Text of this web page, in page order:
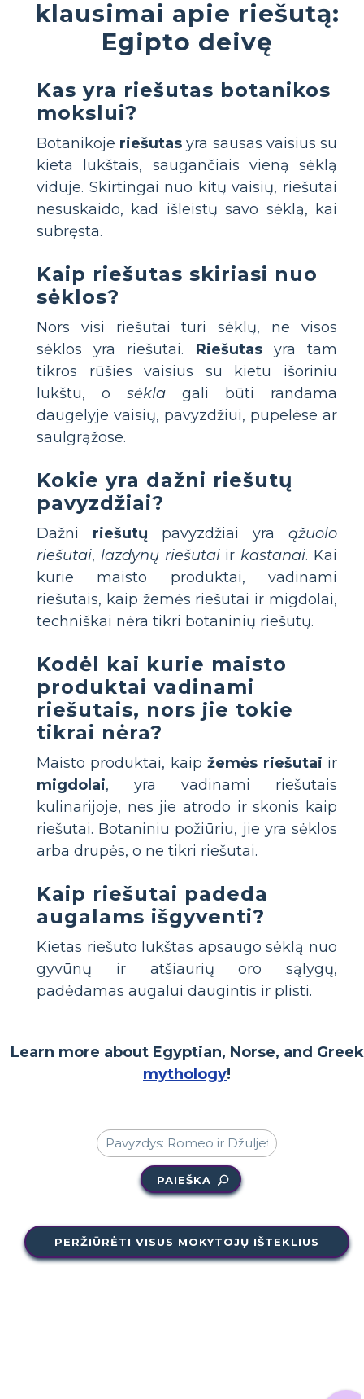
klausimai apie riešutą:
Egipto deivę
Kas yra riešutas botanikos
mokslui?
Botanikoje riešutas yra sausas vaisius su
kieta lukštais, saugančiais vieną sėklą
viduje. Skirtingai nuo kitų vaisių, riešutai
nesuskaido, kad išleistų savo sėklą, kai
subręsta.
Kaip riešutas skiriasi nuo
sėklos?
Nors visi riešutai turi sėklų, ne visos
sėklos yra riešutai. Riešutasyra tam
tikros rūšies vaisius su kietu išoriniu
lukštu, o sėkla gali būti randama
daugelyje vaisių, pavyzdžiui, pupelėse ar
saulgrąžose.
Kokie yra dažni riešutų
pavyzdžiai?
Dažni riešutų pavyzdžiai yra ąžuolo
riešutai, lazdynų riešutaiir kastanai. Kai
kurie maisto produktai, vadinami
riešutais, kaip žemės riešutai ir migdolai,
techniškai nėra tikri botaninių riešutų.
Kodėl kai kurie maisto
produktai vadinami
riešutais, nors jie tokie
tikrai nėra?
Maisto produktai, kaipžemės riešutai ir
migdolai, yra vadinami riešutais
kulinarijoje, nes jie atrodo ir skonis kaip
riešutai. Botaniniu požiūriu, jie yra sėklos
arba drupės, o ne tikri riešutai.
Kaip riešutai padeda
augalams išgyventi?
Kietas riešuto lukštas apsaugo sėklą nuo
gyvūnų ir atšiaurių oro sąlygų,
padėdamas augalui daugintis ir plisti.
Learn more about Egyptian, Norse, and Greek
mythology!
PAIEŠKA
PERŽIŪRĖTI VISUS MOKYTOJŲ IŠTEKLIUS